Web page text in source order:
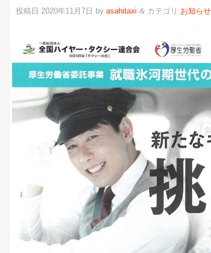
投稿日 2020年11月7日 by asahitaxi & カテゴリ お知らせ